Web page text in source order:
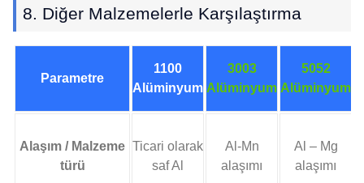
8. Diğer Malzemelerle Karşılaştırma
Parametre
1100
Alüminyum
3003
Alüminyum
5052
Alüminyum
Alaşım / Malzeme
türü
Ticari olarak
saf Al
Al-Mn
alaşımı
Al – Mg
alaşımı